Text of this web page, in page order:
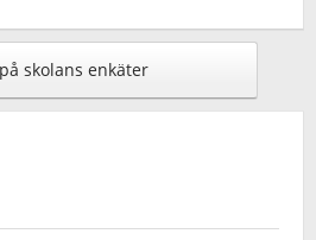
skolans enkäter